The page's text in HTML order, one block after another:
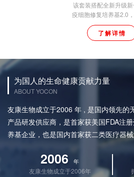
该套装搭配全新升级
疫细胞修复培养基2.0，
单个核细胞的“单一修复
对细胞和血浆的“双重修
而实现细胞增殖更快、
果更稳定的全面提
了解详情
为国人的生命健康贡献力量
ABOUT YOCON
友康生物成立于2006 年 , 是国内领先的
产品研发供应商，是首家获美国FDA注
养基企业，也是国内首家获二类医疗器
应商。已获专利48项；二类医疗器械注
证3项；美国FDA DMF 6项，其中被药
疗器械注册证5项；美国FDA 510k注册
2006 年
友康生物成立于2006年